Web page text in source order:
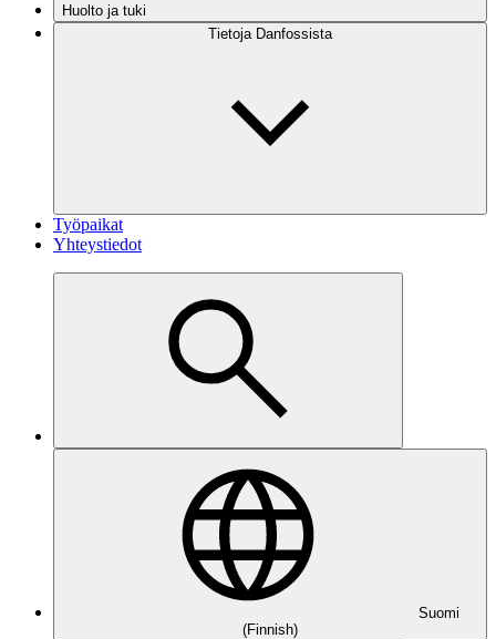
Huolto ja tuki
Tietoja Danfossista
Työpaikat
Yhteystiedot
Suomi
(Finnish)